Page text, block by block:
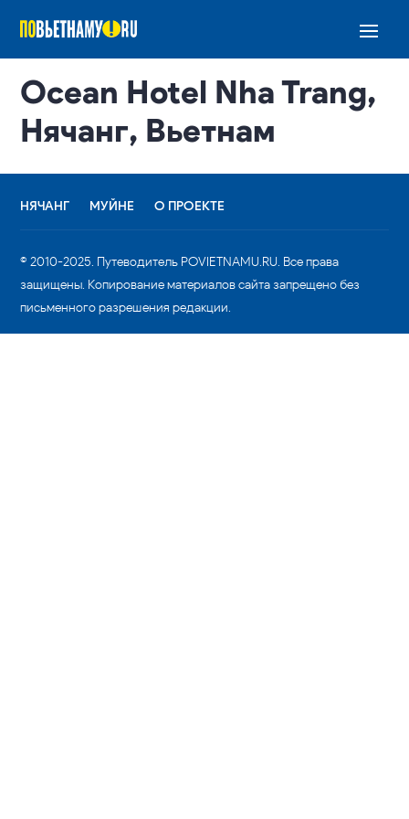
Ocean Hotel Nha Trang,
Нячанг, Вьетнам
НЯЧАНГ МУЙНЕ О ПРОЕКТЕ
© 2010-2025. Путеводитель POVIETNAMU.RU. Все права
защищены. Копирование материалов сайта запрещено без
письменного разрешения редакции.